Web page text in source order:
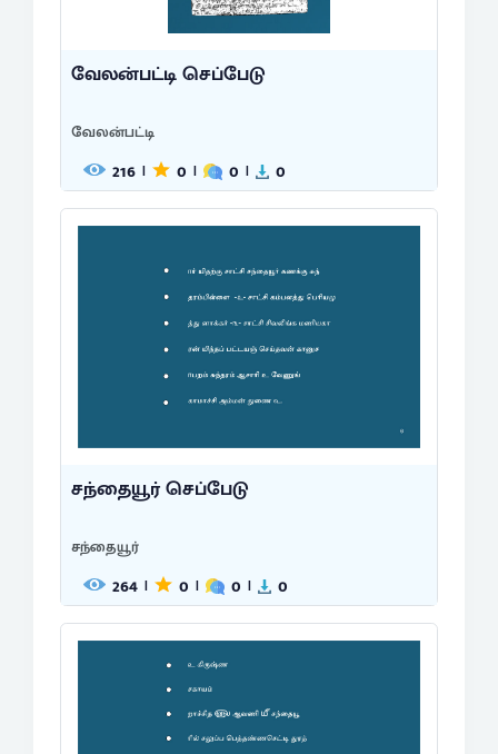
வேலன்பட்டி செப்பேடு
வேலன்பட்டி
216 | 0 | 0 | 0
சந்தையூர் செப்பேடு
சந்தையூர்
264 | 0 | 0 | 0